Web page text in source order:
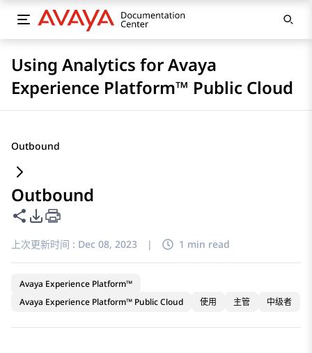
Using Analytics for Avaya
Experience Platform™ Public Cloud
Outbound
Outbound
共享此页面
PDF 导出选项
上次更新时间 : Dec 08, 2023 | 1 min read
Avaya Experience Platform™
Avaya Experience Platform™ Public Cloud
使用 主管 中级者